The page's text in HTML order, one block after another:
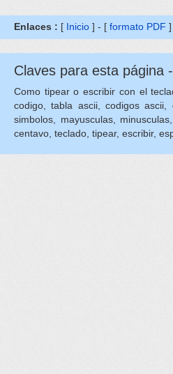
Enlaces : [ Inicio ] - [ formato PDF
Claves para esta página
Como tipear o escribir con el
codigo, tabla ascii, codigos ascii,
simbolos, mayusculas,
centavo, teclado, tipear, escribir,